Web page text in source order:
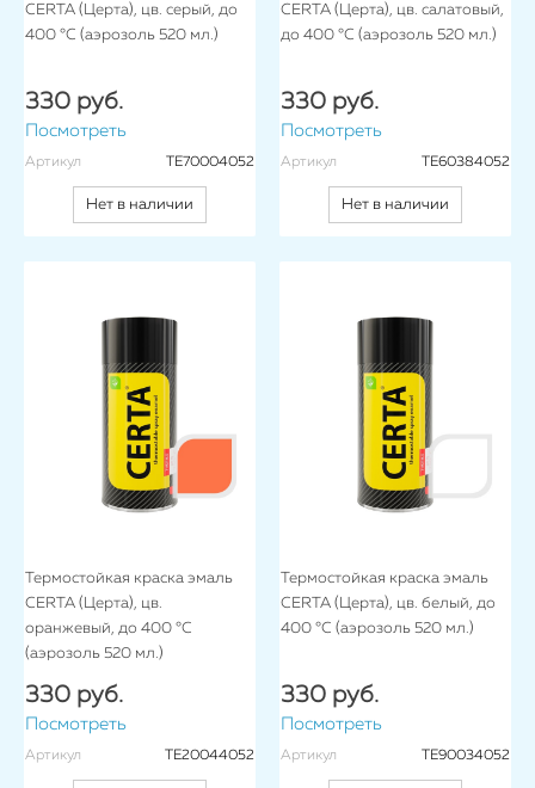
CERTA (Церта), цв. серый, до
400 °C (аэрозоль 520 мл.)
330 руб.
Посмотреть
Артикул TE70004052
Нет в наличии
CERTA (Церта), цв. салатовый,
до 400 °C (аэрозоль 520 мл.)
330 руб.
Посмотреть
Артикул TE60384052
Нет в наличии
Термостойкая краска эмаль
CERTA (Церта), цв.
оранжевый, до 400 °C
(аэрозоль 520 мл.)
330 руб.
Посмотреть
Артикул TE20044052
Термостойкая краска эмаль
CERTA (Церта), цв. белый, до
400 °C (аэрозоль 520 мл.)
330 руб.
Посмотреть
Артикул TE90034052